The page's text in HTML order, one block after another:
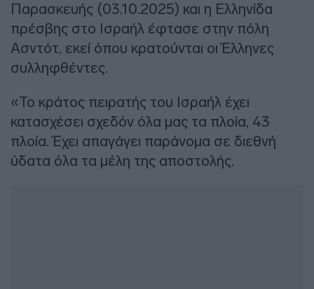
Παρασκευής (03.10.2025) και η Ελληνίδα
πρέσβης στο Ισραήλ έφτασε στην πόλη
Ασντότ, εκεί όπου κρατούνται οι Έλληνες
συλληφθέντες.
«Το κράτος πειρατής του Ισραήλ έχει
κατασχέσει σχεδόν όλα μας τα πλοία, 43
πλοία. Έχει απαγάγει παράνομα σε διεθνή
ύδατα όλα τα μέλη της αποστολής.